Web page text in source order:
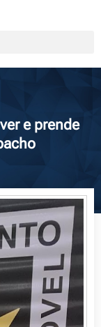
e prende